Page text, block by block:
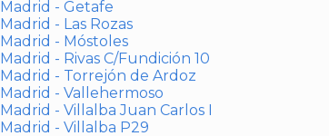
Madrid - Getafe
Madrid - Las Rozas
Madrid - Móstoles
Madrid - Rivas C/Fundición 10
Madrid - Torrejón de Ardoz
Madrid - Vallehermoso
Madrid - Villalba Juan Carlos I
Madrid - Villalba P29